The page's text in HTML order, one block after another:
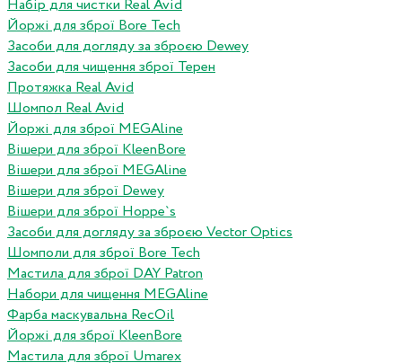
Набір для чистки Real Avid
Йоржі для зброї Bore Tech
Засоби для догляду за зброєю Dewey
Засоби для чищення зброї Терен
Протяжка Real Avid
Шомпол Real Avid
Йоржі для зброї MEGAline
Вішери для зброї KleenBore
Вішери для зброї MEGAline
Вішери для зброї Dewey
Вішери для зброї Hoppe`s
Засоби для догляду за зброєю Vector Optics
Шомполи для зброї Bore Tech
Мастила для зброї DAY Patron
Набори для чищення MEGAline
Фарба маскувальна RecOil
Йоржі для зброї KleenBore
Мастила для зброї Umarex